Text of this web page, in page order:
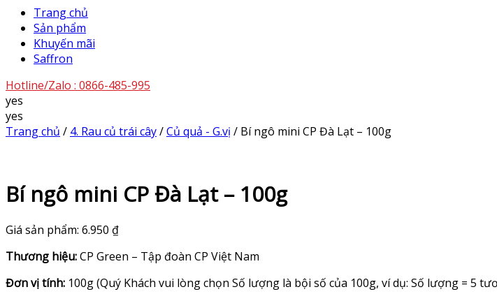
Trang chủ
Sản phẩm
Khuyến mãi
Saffron
Hotline/Zalo : 0866-485-995
yes
yes
Trang chủ / 4. Rau củ trái cây/Củ quả - G.vị / Bí ngô mini CP Đà Lạt – 100g
Bí ngô mini CP Đà Lạt – 100g
Giá sản phẩm: 6.950 ₫
Thương hiệu:CP Green – Tập đoàn CP Việt Nam
Đơn vị tính: 100g (Quý Khách vui lòng chọn Số lượng là bội số của 100g, ví dụ: Số lượng = 5